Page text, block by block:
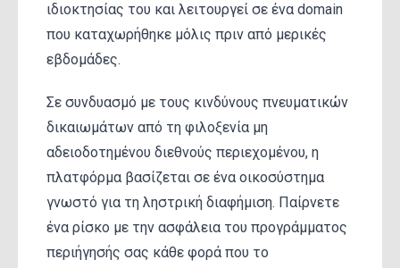
ιδιοκτησίας του και λειτουργεί σε ένα domain
που καταχωρήθηκε μόλις πριν από μερικές
εβδομάδες.
Σε συνδυασμό με τους κινδύνους πνευματικών
δικαιωμάτων από τη φιλοξενία μη
αδειοδοτημένου διεθνούς περιεχομένου, η
πλατφόρμα βασίζεται σε ένα οικοσύστημα
γνωστό για τη ληστρική διαφήμιση. Παίρνετε
ένα ρίσκο με την ασφάλεια του προγράμματος
περιήγησής σας κάθε φορά που το